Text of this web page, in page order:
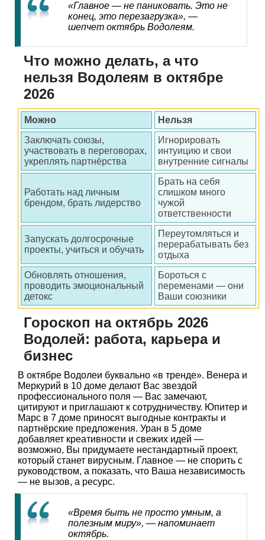
«Главное — не паниковать. Это не
конец, это перезагрузка», —
шепчет октябрь Водолеям.
Что можно делать, а что
нельзя Водолеям в октябре
2026
Можно
Нельзя
Заключать союзы,
участвовать в переговорах,
укреплять партнёрства
Игнорировать
интуицию и свои
внутренние сигналы
Работать над личным
брендом, брать лидерство
Брать на себя
слишком много
чужой
ответственности
Запускать долгосрочные
проекты, учиться и обучать
Переутомляться и
перерабатывать без
отдыха
Обновлять отношения,
проводить эмоциональный
детокс
Бороться с
переменами — они
Ваши союзники
Гороскоп на октябрь 2026
Водолей: работа, карьера и
бизнес
В октябре Водолеи буквально «в тренде». Венера и
Меркурий в 10 доме делают Вас звездой
профессионального поля — Вас замечают,
цитируют и приглашают к сотрудничеству. Юпитер и
Марс в 7 доме приносят выгодные контракты и
партнёрские предложения. Уран в 5 доме
добавляет креативности и свежих идей —
возможно, Вы придумаете нестандартный проект,
который станет вирусным. Главное — не спорить с
руководством, а показать, что Ваша независимость
— не вызов, а ресурс.
«Время быть не просто умным, а
полезным миру», — напоминает
октябрь.